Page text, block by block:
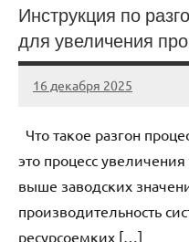
Инструкция по
для увеличения
16 декабря 2025
Avtor
Нет
Что такое разгон
это процесс
выше заводских
производительность
ресурсоемких […]